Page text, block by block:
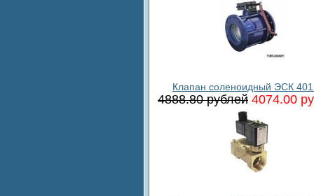
Клапан соленоидный ЭСК
4888.80 рублей 4074.00